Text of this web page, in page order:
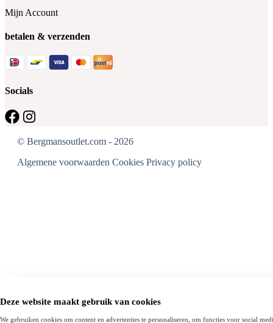
Deze website maakt gebruik van cookies
We gebruiken cookies om content en advertenties te personaliseren, om functies voor social
Mijn Account
betalen & verzenden
Socials
© Bergmansoutlet.com - 2026
Algemene voorwaarden Cookies Privacy policy